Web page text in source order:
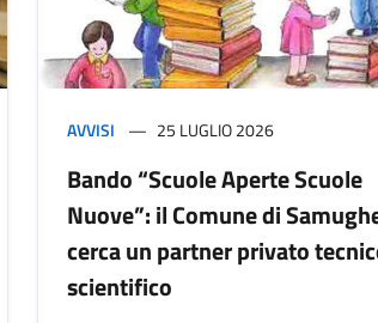
AVVISI 25 LUGLIO 2026
Bando “Scuole Aperte Scuole
Nuove”: il Comune di
cerca un partner privato
scientifico